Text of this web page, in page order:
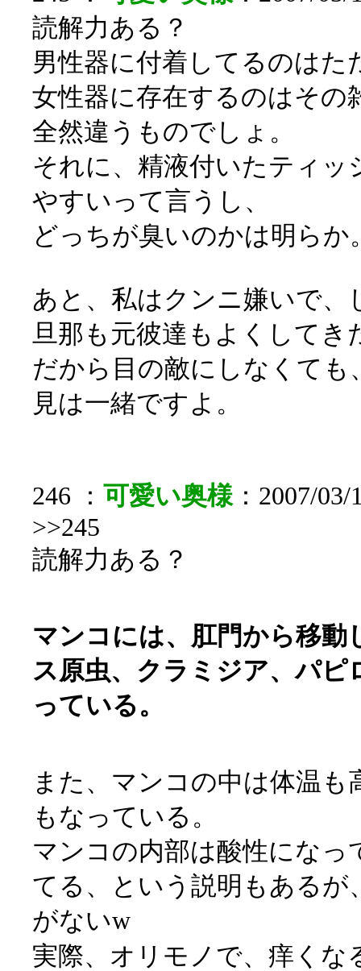
読解力ある？
男性器に付着してるのはた
女性器に存在するのはその
全然違うものでしょ。
それに、精液付いたティ
やすいって言うし、
どっちが臭いのかは明らか
あと、私はクンニ嫌いで、
旦那も元彼達もよくしてき
だから目の敵にしなくて
見は一緒ですよ。
246 ： 可愛い奥様：2007/03/
>>245
読解力ある？
マンコには、肛門から移動
ス原虫、クラミジア、パピ
っている。
また、マンコの中は体温
もなっている。
マンコの内部は酸性にな
てる、という説明もあるが
がないw
実際、オリモノで、痒くな